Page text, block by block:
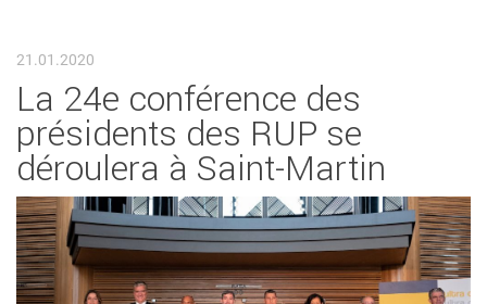
21.01.2020
La 24e conférence des
présidents des RUP se
déroulera à Saint-Martin